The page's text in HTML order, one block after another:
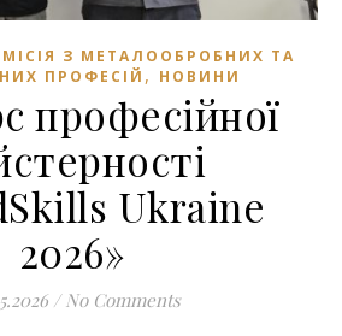
З МЕТАЛООБРОБНИХ ТА
ПРОФЕСІЙ , НОВИНИ
професійної
Ukraine
2026»
/ No Comments